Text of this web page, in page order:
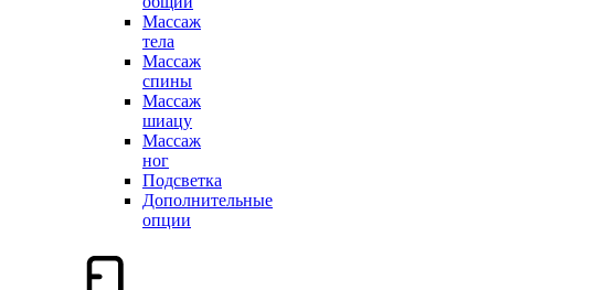
Массаж
тела
Массаж
спины
Массаж
шиацу
Массаж
ног
Подсветка
Дополнительные
опции